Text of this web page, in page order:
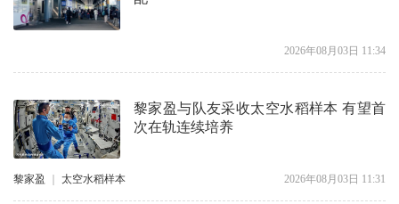
2026年08月03日 11:34
黎家盈与队友采收太空水稻样本 有望首
次在轨连续培养
黎家盈 太空水稻样本 2026年08月03日 11:31